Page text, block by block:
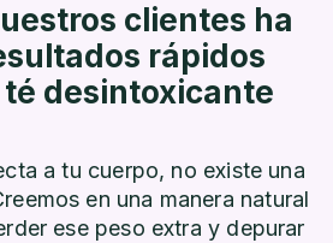
clientes ha
rápidos
desintoxicante
a tu cuerpo, no existe una
en una manera natural
ese peso extra y depurar